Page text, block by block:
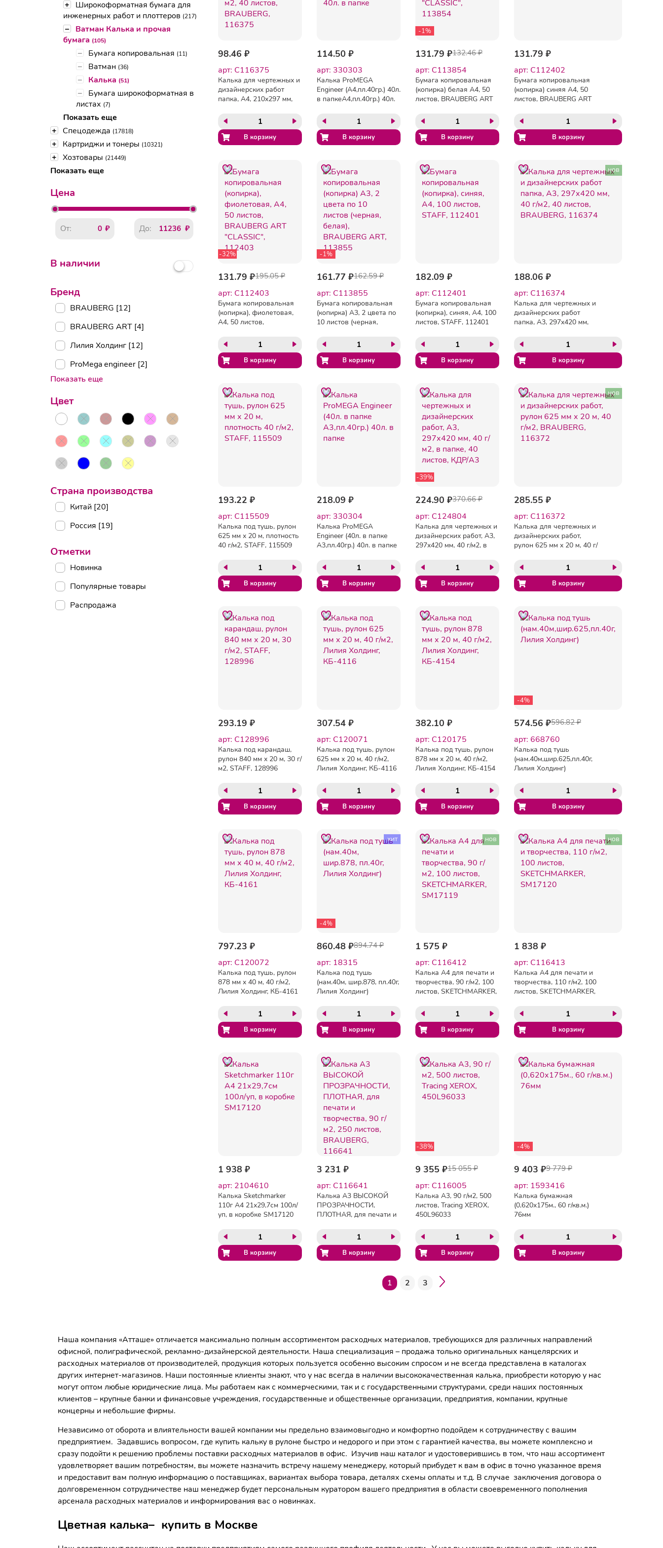
+
Широкоформатная бумага для
инженерных работ и плоттеров (217)
–
Ватман Калька и прочая
бумага (105)
– Бумага копировальная (11)
– Ватман (36)
– Калька (51)
–
Бумага широкоформатная в
листах (7)
Показать еще
+
Спецодежда (17818)
+ Картриджи и тонеры (10321)
+ Хозтовары (21449)
Показать еще
Цена
От: До:
В наличии
Бренд
BRAUBERG [12]
BRAUBERG ART [4]
Лилия Холдинг [12]
ProMega engineer [2]
Показать еще
Цвет
Страна производства
Китай [20]
Россия [19]
Отметки
Новинка
Популярные товары
Распродажа
98.46 ₽
арт: C116375
Калька для чертежных и
дизайнерских работ
папка, А4, 210х297 мм,
BRAUBERG, 116375
114.50 ₽
арт: 330303
Калька ProMEGA
Engineer (А4,пл.40гр.) 40л.
в папкеА4,пл.40гр.) 40л.
-1%
131.79 ₽132.46 ₽
арт: C113854
Бумага копировальная
(копирка) белая А4, 50
листов, BRAUBERG ART
131.79 ₽
арт: C112402
Бумага копировальная
(копирка) синяя А4, 50
листов, BRAUBERG ART
-32%
131.79 ₽195.05 ₽
арт: C112403
Бумага копировальная
(копирка), фиолетовая,
А4, 50 листов,
"CLASSIC", 112403
-1%
161.77 ₽162.59 ₽
арт: C113855
Бумага копировальная
(копирка) А3, 2 цвета по
10 листов (черная,
113855
182.09 ₽
арт: C112401
Бумага копировальная
(копирка), синяя, А4, 100
листов, STAFF, 112401
нов
188.06 ₽
арт: C116374
Калька для чертежных и
дизайнерских работ
папка, А3, 297х420 мм,
BRAUBERG, 116374
193.22 ₽
арт: C115509
Калька под тушь, рулон
625 мм х 20 м, плотность
40 г/м2, STAFF, 115509
218.09 ₽
арт: 330304
Калька ProMEGA
Engineer (40л. в папке
А3,пл.40гр.) 40л. в папке
-39%
224.90 ₽370.66 ₽
арт: C124804
Калька для чертежных и
дизайнерских работ, А3,
297х420 мм, 40 г/м2, в
нов
285.55 ₽
арт: C116372
Калька для чертежных и
дизайнерских работ,
рулон 625 мм х 20 м, 40 г/
293.19 ₽
арт: C128996
Калька под карандаш,
рулон 840 мм х 20 м, 30 г/
м2, STAFF, 128996
307.54 ₽
арт: C120071
Калька под тушь, рулон
625 мм х 20 м, 40 г/м2,
Лилия Холдинг, КБ-4116
382.10 ₽
арт: C120175
Калька под тушь, рулон
878 мм х 20 м, 40 г/м2,
Лилия Холдинг, КБ-4154
-4%
574.56 ₽596.82 ₽
арт: 668760
Калька под тушь
(нам.40м,шир.625,пл.40г,
Лилия Холдинг)
797.23 ₽
арт: C120072
Калька под тушь, рулон
878 мм х 40 м, 40 г/м2,
Лилия Холдинг, КБ-4161
-4%
хит
860.48 ₽894.74 ₽
арт: 18315
Калька под тушь
(нам.40м, шир.878, пл.40г,
Лилия Холдинг)
нов
1 575 ₽
арт: C116412
Калька А4 для печати и
творчества, 90 г/м2, 100
листов, SKETCHMARKER,
нов
1 838 ₽
арт: C116413
Калька А4 для печати и
творчества, 110 г/м2, 100
листов, SKETCHMARKER,
1 938 ₽
арт: 2104610
Калька Sketchmarker
110г А4 21х29,7см 100л/
уп, в коробке SM17120
3 231 ₽
арт: C116641
Калька А3 ВЫСОКОЙ
ПРОЗРАЧНОСТИ,
ПЛОТНАЯ, для печати и
листов, BRAUBERG,
116641
-38%
9 355 ₽15 055 ₽
арт: C116005
Калька А3, 90 г/м2, 500
листов, Tracing XEROX,
450L96033
-4%
9 403 ₽9 779 ₽
арт: 1593416
Калька бумажная
(0,620х175м., 60 г/кв.м.)
76мм
1 2 3
Наша компания «Атташе» отличается максимально полным ассортиментом расходных материалов, требующихся для различных направлений
офисной, полиграфической, рекламно-дизайнерской деятельности. Наша специализация – продажа только оригинальных канцелярских и
расходных материалов от производителей, продукция которых пользуется особенно высоким спросом и не всегда представлена в каталогах
других интернет-магазинов. Наши постоянные клиенты знают, что у нас всегда в наличии высококачественная калька, приобрести которую у нас
могут оптом любые юридические лица. Мы работаем как с коммерческими, так и с государственными структурами, среди наших постоянных
клиентов – крупные банки и финансовые учреждения, государственные и общественные организации, предприятия, компании, крупные
концерны и небольшие фирмы.
Независимо от оборота и влиятельности вашей компании мы предельно взаимовыгодно и комфортно подойдем к сотрудничеству с вашим
предприятием. Задавшись вопросом, где купить кальку в рулоне быстро и недорого и при этом с гарантией качества, вы можете комплексно и
сразу подойти к решению проблемы поставки расходных материалов в офис. Изучив наш каталог и удостоверившись в том, что наш ассортимент
удовлетворяет вашим потребностям, вы можете назначить встречу нашему менеджеру, который прибудет к вам в офис в точно указанное время
и предоставит вам полную информацию о поставщиках, вариантах выбора товара, деталях схемы оплаты и т.д. В случае заключения договора о
долговременном сотрудничестве наш менеджер будет персональным куратором вашего предприятия в области своевременного пополнения
арсенала расходных материалов и информирования вас о новинках.
Цветная калька– купить в Москве